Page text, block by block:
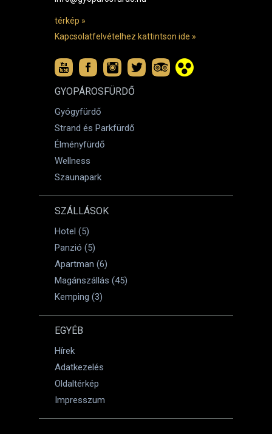
térkép »
Kapcsolatfelvételhez kattintson ide »
GYOPÁROSFÜRDŐ
Gyógyfürdő
Strand és Parkfürdő
Élményfürdő
Wellness
Szaunapark
SZÁLLÁSOK
Hotel (5)
Panzió (5)
Apartman (6)
Magánszállás (45)
Kemping (3)
EGYÉB
Hírek
Adatkezelés
Oldaltérkép
Impresszum